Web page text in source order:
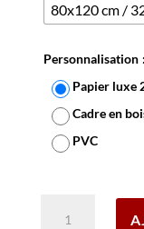
80x120 cm /
Personnalisation
Papier luxe
Cadre en
PVC